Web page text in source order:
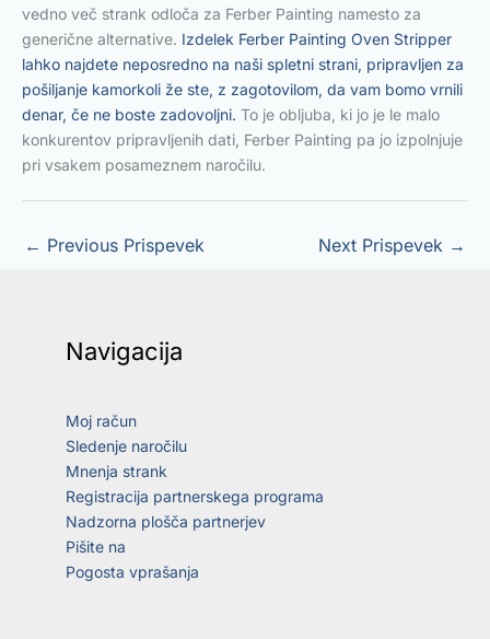
vedno več strank odloča za Ferber Painting namesto za
generične alternative. Izdelek Ferber Painting Oven Stripper
lahko najdete neposredno na naši spletni strani, pripravljen za
pošiljanje kamorkoli že ste, z zagotovilom, da vam bomo vrnili
denar, če ne boste zadovoljni. To je obljuba, ki jo je le malo
konkurentov pripravljenih dati, Ferber Painting pa jo izpolnjuje
pri vsakem posameznem naročilu.
← Previous Prispevek Next Prispevek →
Navigacija
Moj račun
Sledenje naročilu
Mnenja strank
Registracija partnerskega programa
Nadzorna plošča partnerjev
Pišite na
Pogosta vprašanja